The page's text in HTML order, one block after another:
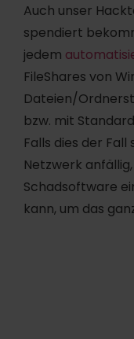
Auch unser
spendiert
jedem
FileShares von
Dateien/
bzw. mit
Falls dies der
Netzwerk
Schadsoftware
kann, um das